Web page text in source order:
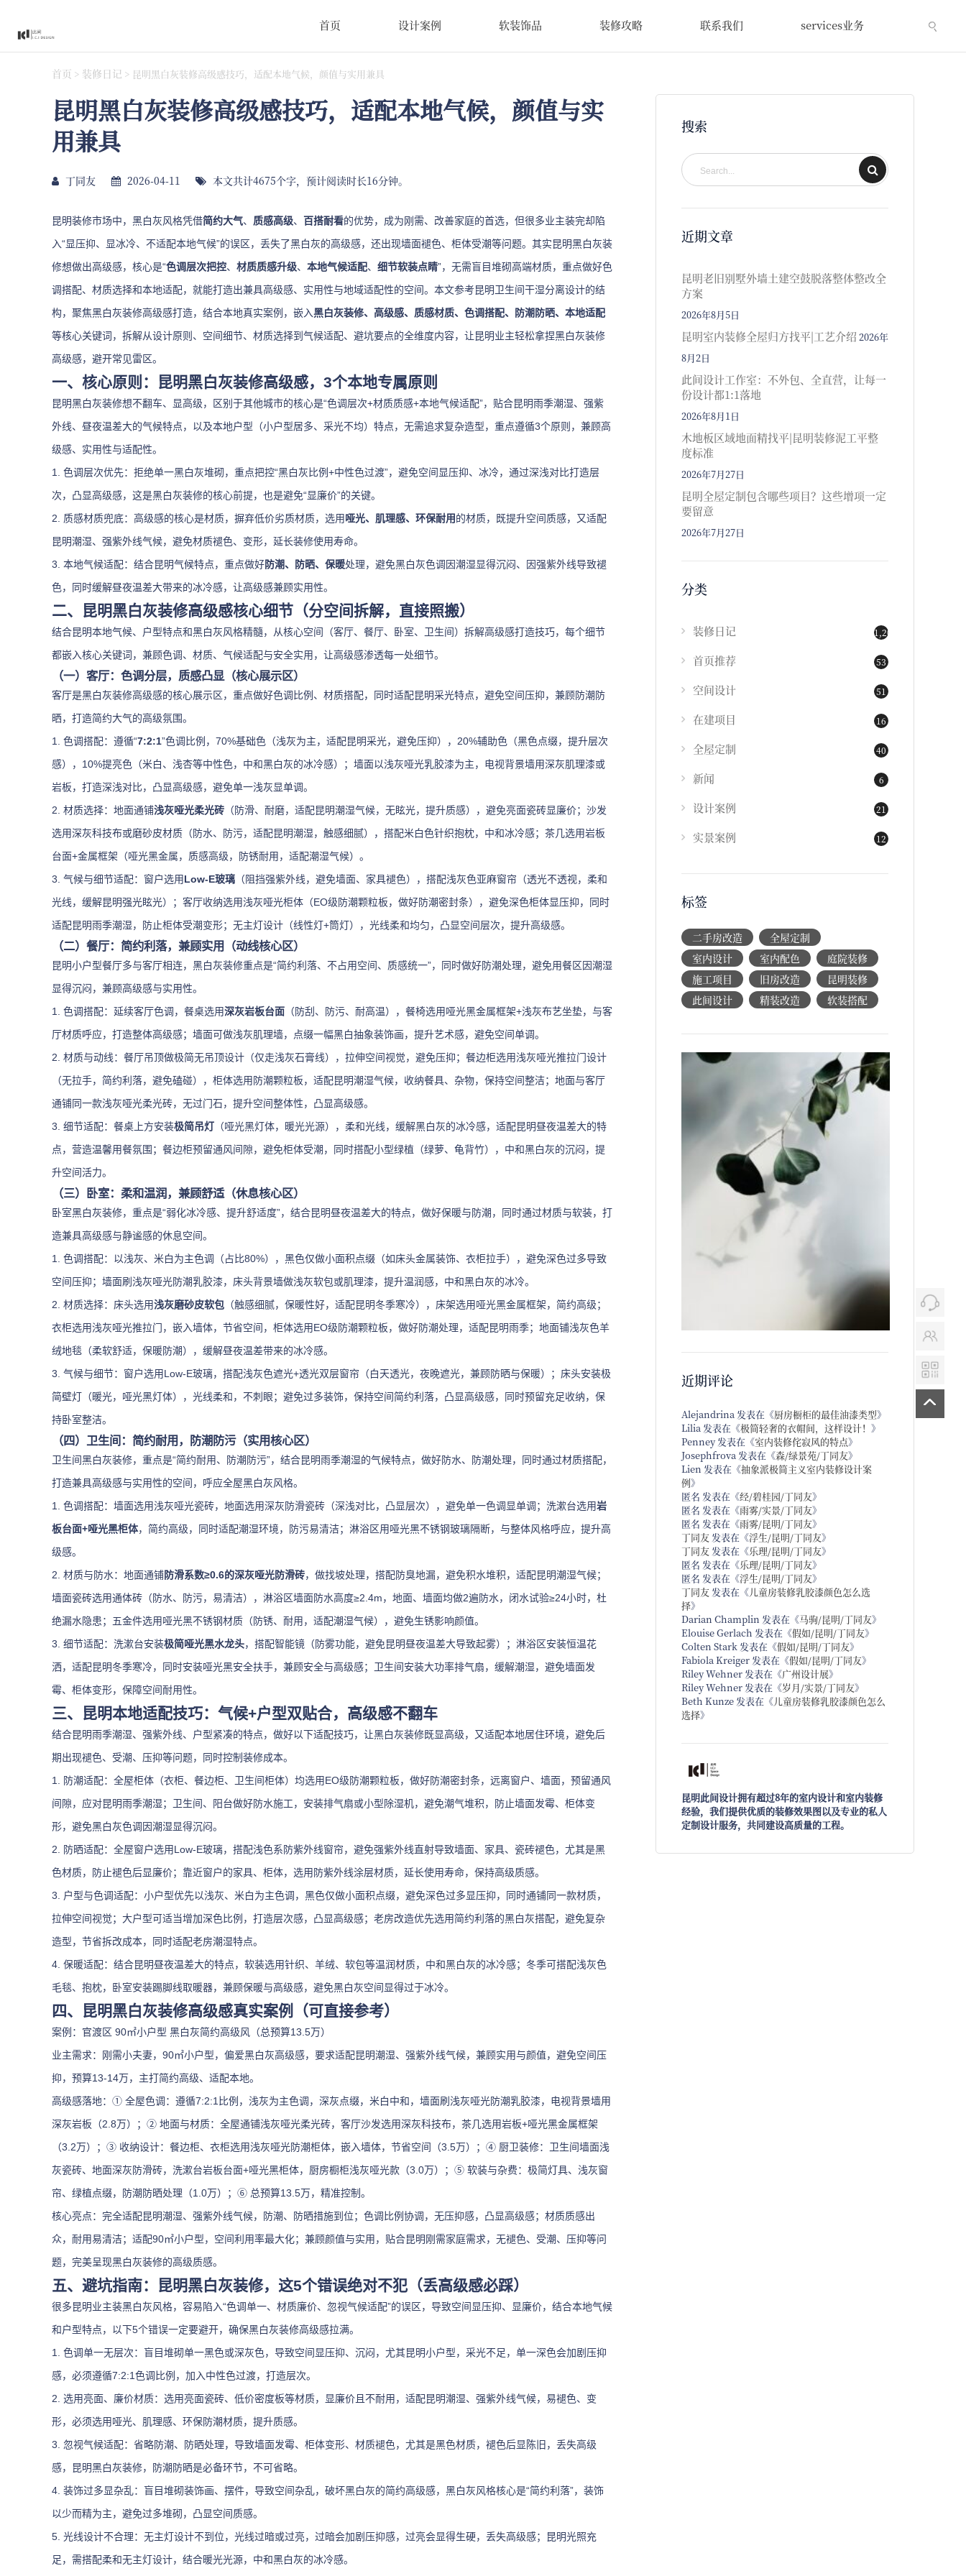
首页 设计案例 软装饰品 装修攻略 联系我们 services业务
首页 > 装修日记 > 昆明黑白灰装修高级感技巧，适配本地气候，颜值与实用兼具
昆明黑白灰装修高级感技巧，适配本地气候，颜值与实
用兼具
丁同友 2026-04-11 本文共计4675个字，预计阅读时长16分钟。
昆明装修市场中，黑白灰风格凭借简约大气、 质感高级、 百搭耐看的优势，成为刚需、改善家庭的首选，但很多业主装完却陷
入“显压抑、显冰冷、不适配本地气候”的误区，丢失了黑白灰的高级感，还出现墙面褪色、柜体受潮等问题。其实昆明黑白灰装
修想做出高级感，核心是“色调层次把控、 材质质感升级、 本地气候适配、 细节软装点睛”，无需盲目堆砌高端材质，重点做好色
调搭配、材质选择和本地适配，就能打造出兼具高级感、实用性与地域适配性的空间。本文参考昆明卫生间干湿分离设计的结
构，聚焦黑白灰装修高级感打造，结合本地真实案例，嵌入黑白灰装修、高级感、质感材质、色调搭配、防潮防晒、本地适配
等核心关键词，拆解从设计原则、空间细节、材质选择到气候适配、避坑要点的全维度内容，让昆明业主轻松拿捏黑白灰装修
高级感，避开常见雷区。
一、核心原则：昆明黑白灰装修高级感，3个本地专属原则
昆明黑白灰装修想不翻车、显高级，区别于其他城市的核心是“色调层次+材质质感+本地气候适配”，贴合昆明雨季潮湿、强紫
外线、昼夜温差大的气候特点，以及本地户型（小户型居多、采光不均）特点，无需追求复杂造型，重点遵循3个原则，兼顾高
级感、实用性与适配性。
1. 色调层次优先：拒绝单一黑白灰堆砌，重点把控“黑白灰比例+中性色过渡”，避免空间显压抑、冰冷，通过深浅对比打造层
次，凸显高级感，这是黑白灰装修的核心前提，也是避免“显廉价”的关键。
2. 质感材质兜底：高级感的核心是材质，摒弃低价劣质材质，选用哑光、肌理感、环保耐用的材质，既提升空间质感，又适配
昆明潮湿、强紫外线气候，避免材质褪色、变形，延长装修使用寿命。
3. 本地气候适配：结合昆明气候特点，重点做好防潮、防晒、保暖处理，避免黑白灰色调因潮湿显得沉闷、因强紫外线导致褪
色，同时缓解昼夜温差大带来的冰冷感，让高级感兼顾实用性。
二、昆明黑白灰装修高级感核心细节（分空间拆解，直接照搬）
结合昆明本地气候、户型特点和黑白灰风格精髓，从核心空间（客厅、餐厅、卧室、卫生间）拆解高级感打造技巧，每个细节
都嵌入核心关键词，兼顾色调、材质、气候适配与安全实用，让高级感渗透每一处细节。
（一）客厅：色调分层，质感凸显（核心展示区）
客厅是黑白灰装修高级感的核心展示区，重点做好色调比例、材质搭配，同时适配昆明采光特点，避免空间压抑，兼顾防潮防
晒，打造简约大气的高级氛围。
1. 色调搭配：遵循“7:2:1”色调比例，70%基础色（浅灰为主，适配昆明采光，避免压抑），20%辅助色（黑色点缀，提升层次
感），10%提亮色（米白、浅杏等中性色，中和黑白灰的冰冷感）；墙面以浅灰哑光乳胶漆为主，电视背景墙用深灰肌理漆或
岩板，打造深浅对比，凸显高级感，避免单一浅灰显单调。
2. 材质选择：地面通铺浅灰哑光柔光砖 （防滑、耐磨，适配昆明潮湿气候，无眩光，提升质感），避免亮面瓷砖显廉价；沙发
选用深灰科技布或磨砂皮材质（防水、防污，适配昆明潮湿，触感细腻），搭配米白色针织抱枕，中和冰冷感；茶几选用岩板
台面+金属框架（哑光黑金属，质感高级，防锈耐用，适配潮湿气候）。
3. 气候与细节适配：窗户选用Low-E玻璃 （阻挡强紫外线，避免墙面、家具褪色），搭配浅灰色亚麻窗帘（透光不透视，柔和
光线，缓解昆明强光眩光）；客厅收纳选用浅灰哑光柜体（EO级防潮颗粒板，做好防潮密封条），避免深色柜体显压抑，同时
适配昆明雨季潮湿，防止柜体受潮变形；无主灯设计（线性灯+筒灯），光线柔和均匀，凸显空间层次，提升高级感。
（二）餐厅：简约利落，兼顾实用（动线核心区）
昆明小户型餐厅多与客厅相连，黑白灰装修重点是“简约利落、不占用空间、质感统一”，同时做好防潮处理，避免用餐区因潮湿
显得沉闷，兼顾高级感与实用性。
1. 色调搭配：延续客厅色调，餐桌选用深灰岩板台面 （防刮、防污、耐高温），餐椅选用哑光黑金属框架+浅灰布艺坐垫，与客
厅材质呼应，打造整体高级感；墙面可做浅灰肌理墙，点缀一幅黑白抽象装饰画，提升艺术感，避免空间单调。
2. 材质与动线：餐厅吊顶做极简无吊顶设计（仅走浅灰石膏线），拉伸空间视觉，避免压抑；餐边柜选用浅灰哑光推拉门设计
（无拉手，简约利落，避免磕碰），柜体选用防潮颗粒板，适配昆明潮湿气候，收纳餐具、杂物，保持空间整洁；地面与客厅
通铺同一款浅灰哑光柔光砖，无过门石，提升空间整体性，凸显高级感。
3. 细节适配：餐桌上方安装极简吊灯 （哑光黑灯体，暖光光源），柔和光线，缓解黑白灰的冰冷感，适配昆明昼夜温差大的特
点，营造温馨用餐氛围；餐边柜预留通风间隙，避免柜体受潮，同时搭配小型绿植（绿萝、龟背竹），中和黑白灰的沉闷，提
升空间活力。
（三）卧室：柔和温润，兼顾舒适（休息核心区）
卧室黑白灰装修，重点是“弱化冰冷感、提升舒适度”，结合昆明昼夜温差大的特点，做好保暖与防潮，同时通过材质与软装，打
造兼具高级感与静谧感的休息空间。
1. 色调搭配：以浅灰、米白为主色调（占比80%），黑色仅做小面积点缀（如床头金属装饰、衣柜拉手），避免深色过多导致
空间压抑；墙面刷浅灰哑光防潮乳胶漆，床头背景墙做浅灰软包或肌理漆，提升温润感，中和黑白灰的冰冷。
2. 材质选择：床头选用浅灰磨砂皮软包 （触感细腻，保暖性好，适配昆明冬季寒冷），床架选用哑光黑金属框架，简约高级；
衣柜选用浅灰哑光推拉门，嵌入墙体，节省空间，柜体选用EO级防潮颗粒板，做好防潮处理，适配昆明雨季；地面铺浅灰色羊
绒地毯（柔软舒适，保暖防潮），缓解昼夜温差带来的冰冷感。
3. 气候与细节：窗户选用Low-E玻璃，搭配浅灰色遮光+透光双层窗帘（白天透光，夜晚遮光，兼顾防晒与保暖）；床头安装极
简壁灯（暖光，哑光黑灯体），光线柔和，不刺眼；避免过多装饰，保持空间简约利落，凸显高级感，同时预留充足收纳，保
持卧室整洁。
（四）卫生间：简约耐用，防潮防污（实用核心区）
卫生间黑白灰装修，重点是“简约耐用、防潮防污”，结合昆明雨季潮湿的气候特点，做好防水、防潮处理，同时通过材质搭配，
打造兼具高级感与实用性的空间，呼应全屋黑白灰风格。
1. 色调搭配：墙面选用浅灰哑光瓷砖，地面选用深灰防滑瓷砖（深浅对比，凸显层次），避免单一色调显单调；洗漱台选用岩
板台面+哑光黑柜体，简约高级，同时适配潮湿环境，防污易清洁；淋浴区用哑光黑不锈钢玻璃隔断，与整体风格呼应，提升高
级感。
2. 材质与防水：地面通铺防滑系数≥0.6的深灰哑光防滑砖，做找坡处理，搭配防臭地漏，避免积水堆积，适配昆明潮湿气候；
墙面瓷砖选用通体砖（防水、防污，易清洁），淋浴区墙面防水高度≥2.4m，地面、墙面均做2遍防水，闭水试验≥24小时，杜
绝漏水隐患；五金件选用哑光黑不锈钢材质（防锈、耐用，适配潮湿气候），避免生锈影响颜值。
3. 细节适配：洗漱台安装极简哑光黑水龙头，搭配智能镜（防雾功能，避免昆明昼夜温差大导致起雾）；淋浴区安装恒温花
洒，适配昆明冬季寒冷，同时安装哑光黑安全扶手，兼顾安全与高级感；卫生间安装大功率排气扇，缓解潮湿，避免墙面发
霉、柜体变形，保障空间耐用性。
三、昆明本地适配技巧：气候+户型双贴合，高级感不翻车
结合昆明雨季潮湿、强紫外线、户型紧凑的特点，做好以下适配技巧，让黑白灰装修既显高级，又适配本地居住环境，避免后
期出现褪色、受潮、压抑等问题，同时控制装修成本。
1. 防潮适配：全屋柜体（衣柜、餐边柜、卫生间柜体）均选用EO级防潮颗粒板，做好防潮密封条，远离窗户、墙面，预留通风
间隙，应对昆明雨季潮湿；卫生间、阳台做好防水施工，安装排气扇或小型除湿机，避免潮气堆积，防止墙面发霉、柜体变
形，避免黑白灰色调因潮湿显得沉闷。
2. 防晒适配：全屋窗户选用Low-E玻璃，搭配浅色系防紫外线窗帘，避免强紫外线直射导致墙面、家具、瓷砖褪色，尤其是黑
色材质，防止褪色后显廉价；靠近窗户的家具、柜体，选用防紫外线涂层材质，延长使用寿命，保持高级质感。
3. 户型与色调适配：小户型优先以浅灰、米白为主色调，黑色仅做小面积点缀，避免深色过多显压抑，同时通铺同一款材质，
拉伸空间视觉；大户型可适当增加深色比例，打造层次感，凸显高级感；老房改造优先选用简约利落的黑白灰搭配，避免复杂
造型，节省拆改成本，同时适配老房潮湿特点。
4. 保暖适配：结合昆明昼夜温差大的特点，软装选用针织、羊绒、软包等温润材质，中和黑白灰的冰冷感；冬季可搭配浅灰色
毛毯、抱枕，卧室安装踢脚线取暖器，兼顾保暖与高级感，避免黑白灰空间显得过于冰冷。
四、昆明黑白灰装修高级感真实案例（可直接参考）
案例：官渡区 90㎡小户型 黑白灰简约高级风（总预算13.5万）
业主需求：刚需小夫妻，90㎡小户型，偏爱黑白灰高级感，要求适配昆明潮湿、强紫外线气候，兼顾实用与颜值，避免空间压
抑，预算13-14万，主打简约高级、适配本地。
高级感落地：① 全屋色调：遵循7:2:1比例，浅灰为主色调，深灰点缀，米白中和，墙面刷浅灰哑光防潮乳胶漆，电视背景墙用
深灰岩板（2.8万）；② 地面与材质：全屋通铺浅灰哑光柔光砖，客厅沙发选用深灰科技布，茶几选用岩板+哑光黑金属框架
（3.2万）；③ 收纳设计：餐边柜、衣柜选用浅灰哑光防潮柜体，嵌入墙体，节省空间（3.5万）；④ 厨卫装修：卫生间墙面浅
灰瓷砖、地面深灰防滑砖，洗漱台岩板台面+哑光黑柜体，厨房橱柜浅灰哑光款（3.0万）；⑤ 软装与杂费：极简灯具、浅灰窗
帘、绿植点缀，防潮防晒处理（1.0万）；⑥ 总预算13.5万，精准控制。
核心亮点：完全适配昆明潮湿、强紫外线气候，防潮、防晒措施到位；色调比例协调，无压抑感，凸显高级感；材质质感出
众，耐用易清洁；适配90㎡小户型，空间利用率最大化；兼顾颜值与实用，贴合昆明刚需家庭需求，无褪色、受潮、压抑等问
题，完美呈现黑白灰装修的高级质感。
五、避坑指南：昆明黑白灰装修，这5个错误绝对不犯（丢高级感必踩）
很多昆明业主装黑白灰风格，容易陷入“色调单一、材质廉价、忽视气候适配”的误区，导致空间显压抑、显廉价，结合本地气候
和户型特点，以下5个错误一定要避开，确保黑白灰装修高级感拉满。
1. 色调单一无层次：盲目堆砌单一黑色或深灰色，导致空间显压抑、沉闷，尤其昆明小户型，采光不足，单一深色会加剧压抑
感，必须遵循7:2:1色调比例，加入中性色过渡，打造层次。
2. 选用亮面、廉价材质：选用亮面瓷砖、低价密度板等材质，显廉价且不耐用，适配昆明潮湿、强紫外线气候，易褪色、变
形，必须选用哑光、肌理感、环保防潮材质，提升质感。
3. 忽视气候适配：省略防潮、防晒处理，导致墙面发霉、柜体变形、材质褪色，尤其是黑色材质，褪色后显陈旧，丢失高级
感，昆明黑白灰装修，防潮防晒是必备环节，不可省略。
4. 装饰过多显杂乱：盲目堆砌装饰画、摆件，导致空间杂乱，破坏黑白灰的简约高级感，黑白灰风格核心是“简约利落”，装饰
以少而精为主，避免过多堆砌，凸显空间质感。
5. 光线设计不合理：无主灯设计不到位，光线过暗或过亮，过暗会加剧压抑感，过亮会显得生硬，丢失高级感；昆明光照充
足，需搭配柔和无主灯设计，结合暖光光源，中和黑白灰的冰冷感。
搜索
近期文章
昆明老旧别墅外墙土建空鼓脱落整体整改全
方案
2026年8月5日
昆明室内装修全屋归方找平|工艺介绍 2026年
8月2日
此间设计工作室：不外包、全直营，让每一
份设计都1:1落地
2026年8月1日
木地板区域地面精找平|昆明装修泥工平整
度标准
2026年7月27日
昆明全屋定制包含哪些项目？这些增项一定
要留意
2026年7月27日
分类
装修日记 1,202
首页推荐 53
空间设计 51
在建项目 16
全屋定制 40
新闻 6
设计案例 21
实景案例 12
标签
二手房改造
全屋定制
室内设计
室内配色
庭院装修
施工项目
旧房改造
昆明装修
此间设计
精装改造 软装搭配
近期评论
Alejandrina 发表在《厨房橱柜的最佳油漆类型》
Lilia 发表在《极简轻奢的衣帽间，这样设计！ 》
Penney发表在《室内装修侘寂风的特点》
Josephfrova 发表在《森/绿景苑/丁同友》
Lien 发表在《抽象派极简主义室内装修设计案
例》
匿名 发表在《经/碧桂园/丁同友》
匿名 发表在《雨雾/实景/丁同友》
匿名 发表在《雨雾/昆明/丁同友》
丁同友 发表在《浮生/昆明/丁同友》
丁同友 发表在《乐理/昆明/丁同友》
匿名 发表在《乐理/昆明/丁同友》
匿名 发表在《浮生/昆明/丁同友》
丁同友 发表在《儿童房装修乳胶漆颜色怎么选
择》
Darian Champlin 发表在《马驹/昆明/丁同友》
Elouise Gerlach 发表在《假如/昆明/丁同友》
Colten Stark 发表在《假如/昆明/丁同友》
Fabiola Kreiger 发表在《假如/昆明/丁同友》
Riley Wehner 发表在《广州设计展》
Riley Wehner 发表在《岁月/实景/丁同友》
Beth Kunze 发表在《儿童房装修乳胶漆颜色怎么
选择》
昆明此间设计拥有超过8年的室内设计和室内装修
经验，我们提供优质的装修效果图以及专业的私人
定制设计服务，共同建设高质量的工程。